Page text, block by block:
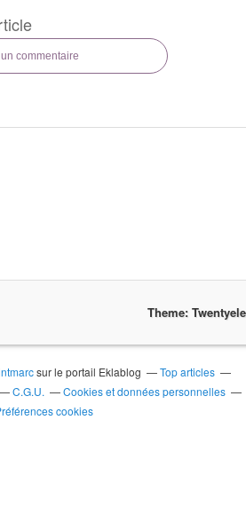
commentaire
Theme:
sur le portail Eklablog
Top articles
C.G.U.
Cookies et données personnelles
cookies